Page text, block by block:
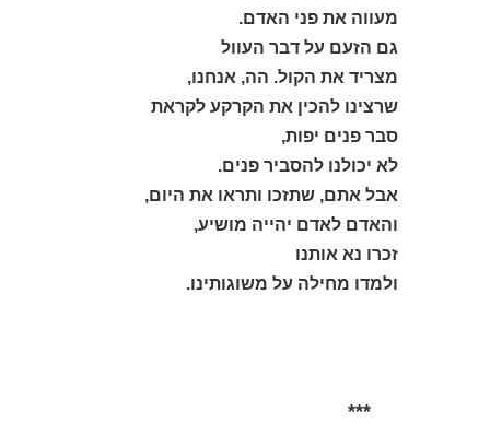
מעווה את פני האדם.
גם הזעם על דבר העוול
מצריד את הקול. הה, אנחנו,
שרצינו להכין את הקרקע לקראת
סבר פנים יפות,
לא יכולנו להסביר פנים.
אבל אתם, שתזכו ותראו את היום,
והאדם לאדם יהייה מושיע,
זכרו נא אותנו
ולמדו מחילה על משוגותינו.
***